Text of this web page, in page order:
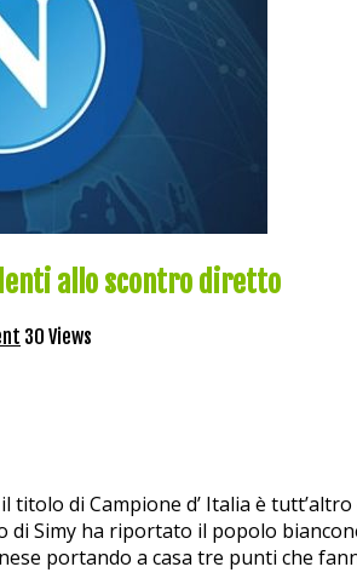
allo scontro diretto
30 Views
di Campione d’ Italia è
Simy ha riportato il popolo
portando a casa tre punti che